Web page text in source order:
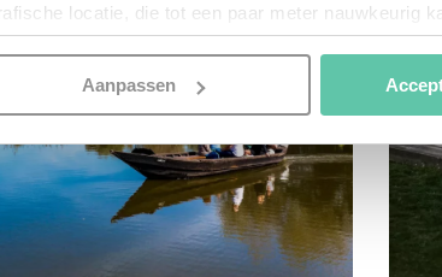
locatie, die tot een paar meter nauwkeurig
te scannen op specifieke eigenschappen
worden verwerkt en stel uw voorkeuren in het
dat doet, informeren we je over het gebruik van
te bieden. Ook plaatsen wij cookies
de inhoud van de advertenties op je voorkeuren
‘Accepteren en doorgaan’ dan ga je akkoord
Aanpassen